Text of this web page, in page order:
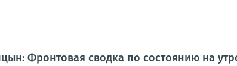
Фронтовая сводка по состоянию на